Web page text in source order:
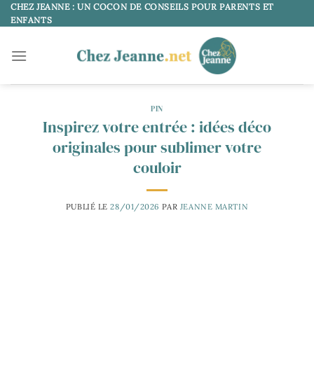
Passer
au
CHEZ JEANNE : UN COCON DE CONSEILS POUR PARENTS ET
ENFANTS
PIN
Inspirez votre entrée : idées déco
originales pour sublimer votre
couloir
PUBLIÉ LE28/01/2026 PAR JEANNE MARTIN